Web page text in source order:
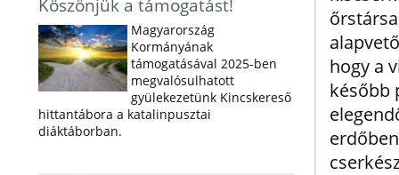
Köszönjük a támogatást!
Magyarország
Kormányának
támogatásával 2025-ben
megvalósulhatott
gyülekezetünk Kincskereső
hittantábora a katalinpusztai
diáktáborban.
hogy a
később